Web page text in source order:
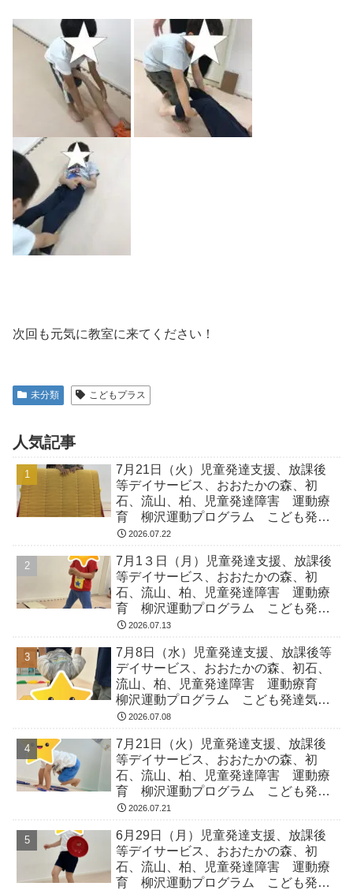
次回も元気に教室に来てください！
未分類 こどもプラス
人気記事
7月21日（火）児童発達支援、放課後
等デイサービス、おおたかの森、初
石、流山、柏、児童発達障害 運動療
育 柳沢運動プログラム こども発達
気になる 発達障害 放デイ 自閉
2026.07.22
7月1３日（月）児童発達支援、放課後
等デイサービス、おおたかの森、初
石、流山、柏、児童発達障害 運動療
育 柳沢運動プログラム こども発達
気になる 発達障害 放デイ 自閉
2026.07.13
7月8日（水）児童発達支援、放課後等
デイサービス、おおたかの森、初石、
流山、柏、児童発達障害 運動療育
柳沢運動プログラム こども発達気に
なる 発達障害 放デイ 自閉症
2026.07.08
7月21日（火）児童発達支援、放課後
等デイサービス、おおたかの森、初
石、流山、柏、児童発達障害 運動療
育 柳沢運動プログラム こども発達
気になる 発達障害 放デイ 自閉
2026.07.21
6月29日（月）児童発達支援、放課後
等デイサービス、おおたかの森、初
石、流山、柏、児童発達障害 運動療
育 柳沢運動プログラム こども発達